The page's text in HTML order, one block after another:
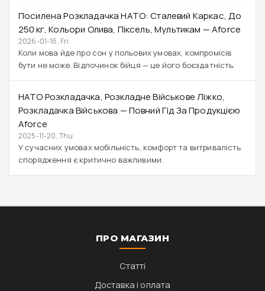
Посилена Розкладачка НАТО: Сталевий Каркас, До
250 Кг, Кольори Олива, Піксель, Мультикам — Aforce
2026-01-16, Fri
Коли мова йде про сон у польових умовах, компромісів
бути не може. Відпочинок бійця — це його боєздатність.
НАТО Розкладачка, Розкладне Військове Ліжко,
Розкладачка Військова — Повний Гід За Продукцією
Aforce
2025-11-20, Thu
У сучасних умовах мобільність, комфорт та витривалість
спорядження є критично важливими.
ПРО МАГАЗИН
Статті
Доставка і оплата